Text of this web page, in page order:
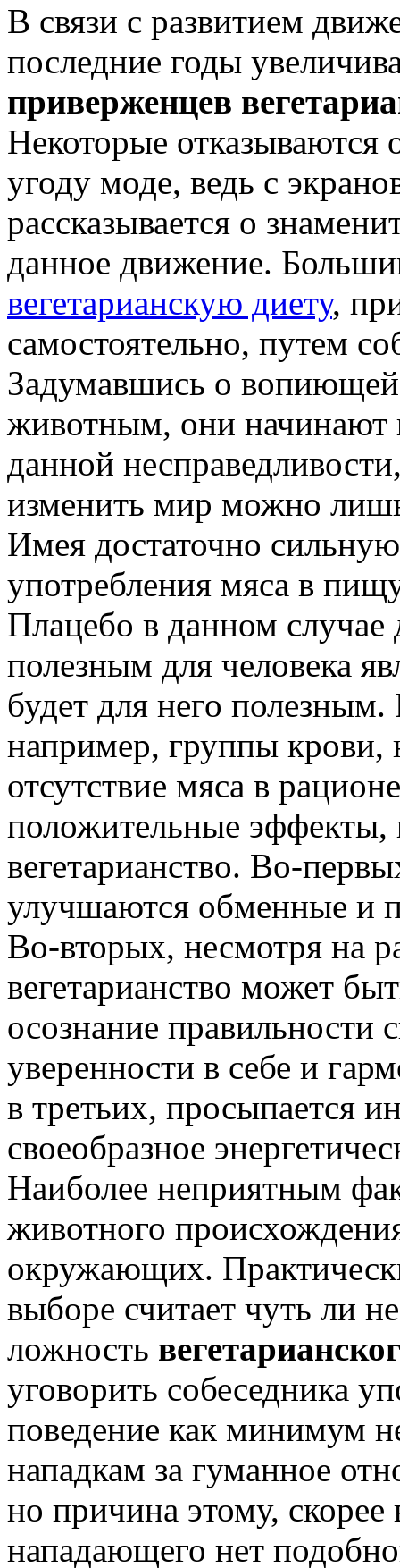
В связи с развитием
последние годы
приверженцев
Некоторые
угоду моде, ведь с
рассказывается о
данное движение.
вегетарианскую диету,
самостоятельно, путем
Задумавшись о
животным, они начинают
данной
изменить мир можно
Имея достаточно
употребления мяса в
Плацебо в данном случае
полезным для человека
будет для него
например, группы крови,
отсутствие мяса в
положительные эффекты,
вегетарианство. Во-
улучшаются обменные и
Во-вторых, несмотря на
вегетарианство может
осознание правильности
уверенности в себе и
в третьих, просыпается
своеобразное
Наиболее неприятным
животного
окружающих.
выборе считает чуть ли
ложность
уговорить собеседника
поведение как минимум
нападкам за гуманное
но причина этому,
нападающего нет